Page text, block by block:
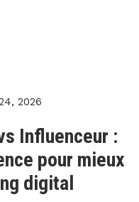
2026
Influenceur :
pour mieux
digital